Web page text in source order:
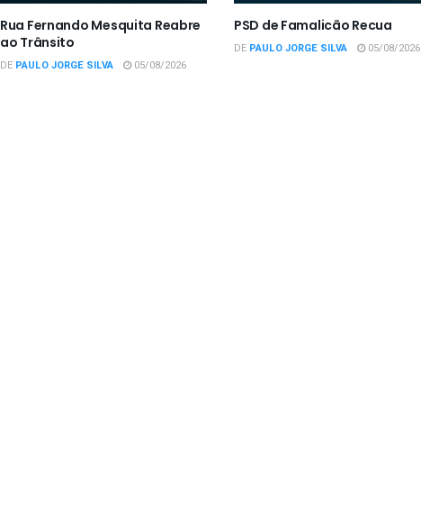
Rua Fernando Mesquita Reabre
ao Trânsito
DE PAULO JORGE SILVA 05/08/2026
PSD de Famalicão Recua
DE PAULO JORGE SILVA 05/08/2026